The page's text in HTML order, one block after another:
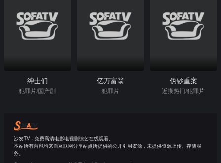
绅士们
犯罪片/国产剧
亿万富翁
犯罪片
伪钞重案
近期热门/犯罪片
沙发TV - 免费高清电影电视剧综艺在线观看。
本站所有内容均来自互联网分享站点所提供的公开引用资源，未提供资源上传、存储服
务。